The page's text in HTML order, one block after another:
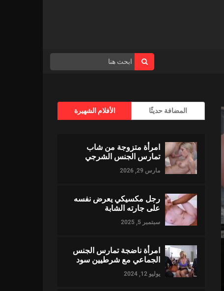
الأفلام الشهيرة المضافة حديثًا
امرأة متزوجة من شاب
تمارس الجنس الشرجي
مارس 29, 2026
رجل مكسيكي يعرض نفسه
على جارته الشابة
سبتمبر 5, 2025
امرأة ناضجة تمارس الجنس
الجماعي مع شرطيين سود
يوليو 12, 2024